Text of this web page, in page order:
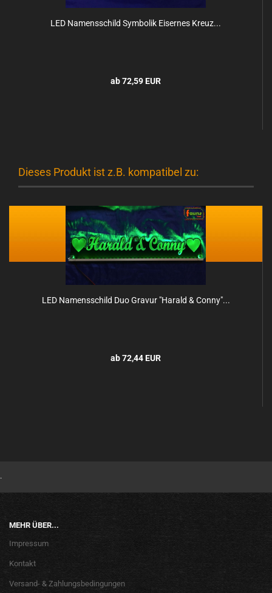
LED Na­mens­schild Sym­bo­lik Ei­ser­nes Kreuz...
ab 72,59 EUR
Dieses Produkt ist z.B. kompatibel zu:
LED Na­mens­schild Duo Gra­vur "Ha­rald & Conny"...
ab 72,44 EUR
.
MEHR ÜBER...
Impressum
Kontakt
Versand- & Zahlungsbedingungen